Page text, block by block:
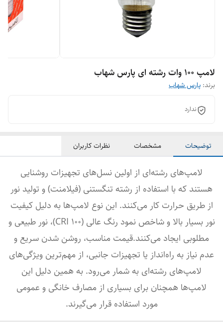
لامپ 100 وات رشته ای پارس شهاب
برند: پارس شهاب
ندارد
توضیحات مشخصات نظرات کاربران
لامپ‌های رشته‌ای از اولین نسل‌های تجهیزات روشنایی
هستند که با استفاده از رشته تنگستنی (فیلامنت) و تولید نور
از طریق حرارت کار می‌کنند. این نوع لامپ‌ها به دلیل کیفیت
نور بسیار بالا و شاخص نمود رنگ عالی (CRI 100)، نور طبیعی و
مطلوبی ایجاد می‌کنند.قیمت مناسب، روشن شدن سریع و
عدم نیاز به راه‌انداز یا تجهیزات جانبی، از مهم‌ترین ویژگی‌های
لامپ‌های رشته‌ای به شمار می‌رود. به همین دلیل این
لامپ‌ها همچنان برای بسیاری از مصارف خانگی و عمومی
مورد استفاده قرار می‌گیرند.